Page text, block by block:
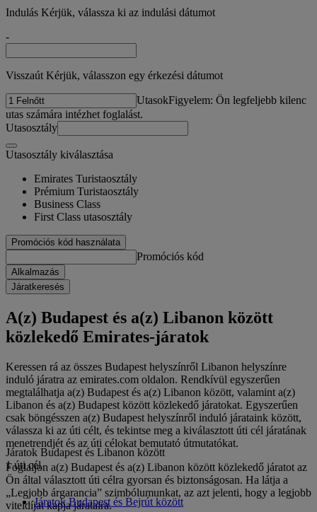
Indulás Kérjük, válassza ki az indulási dátumot
-
Visszaút Kérjük, válasszon egy érkezési dátumot
UtasokFigyelem: Ön legfeljebb kilenc
utas számára intézhet foglalást.
Utasosztály
Utasosztály kiválasztása
Emirates Turistaosztály
Prémium Turistaosztály
Business Class
First Class utasosztály
Promóciós kód használata
Promóciós kód
Alkalmazás
Járatkeresés
A(z) Budapest és a(z) Libanon között
közlekedő Emirates-járatok
Keressen rá az összes Budapest helyszínről Libanon helyszínre
induló járatra az emirates.com oldalon. Rendkívül egyszerűen
megtalálhatja a(z) Budapest és a(z) Libanon között, valamint a(z)
Libanon és a(z) Budapest között közlekedő járatokat. Egyszerűen
csak böngésszen a(z) Budapest helyszínről induló járataink között,
válassza ki az úti célt, és tekintse meg a kiválasztott úti cél járatának
menetrendjét és az úti célokat bemutató útmutatókat.
Foglaljon a(z) Budapest és a(z) Libanon között közlekedő járatot az
Ön által választott úti célra gyorsan és biztonságosan. Ha látja a
„Legjobb árgarancia” szimbólumunkat, az azt jelenti, hogy a legjobb
viteldíjat kapja járataira.
Járatok Budapest és Libanon között
1 úti cél
Járatok Budapest és Bejrút között